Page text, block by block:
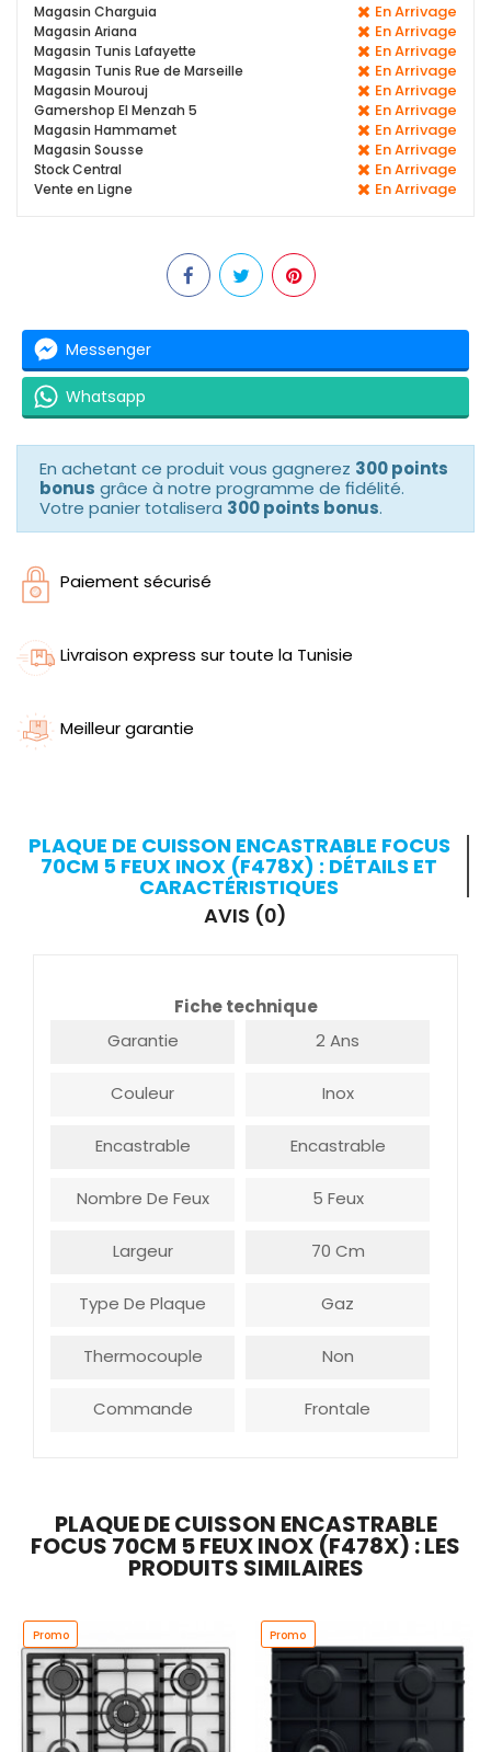
Magasin Charguia En Arrivage
Magasin Ariana En Arrivage
Magasin Tunis Lafayette En Arrivage
Magasin Tunis Rue de Marseille En Arrivage
Magasin Mourouj En Arrivage
Gamershop El Menzah 5 En Arrivage
Magasin Hammamet En Arrivage
Magasin Sousse En Arrivage
Stock Central En Arrivage
Vente en Ligne En Arrivage
Messenger
Whatsapp
En achetant ce produit vous gagnerez 300 points
bonus grâce à notre programme de fidélité.
Votre panier totalisera 300 points bonus.
Paiement sécurisé
Livraison express sur toute la Tunisie
Meilleur garantie
PLAQUE DE CUISSON ENCASTRABLE FOCUS
70CM 5 FEUX INOX (F478X) : DÉTAILS ET
CARACTÉRISTIQUES
AVIS (0)
Fiche technique
Garantie
2 Ans
Couleur Inox
Encastrable Encastrable
Nombre De Feux 5 Feux
Largeur 70 Cm
Type De Plaque Gaz
Thermocouple Non
Commande Frontale
PLAQUE DE CUISSON ENCASTRABLE
FOCUS 70CM 5 FEUX INOX (F478X) : LES
PRODUITS SIMILAIRES
Promo Promo